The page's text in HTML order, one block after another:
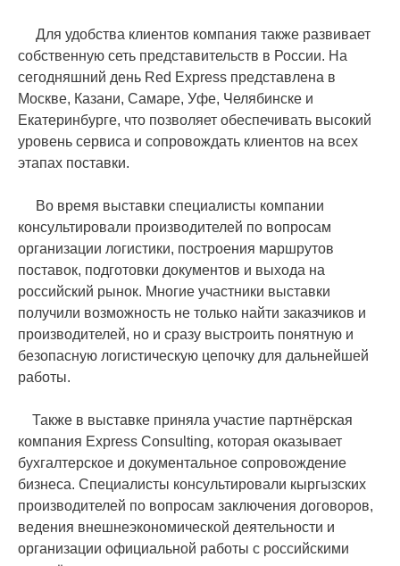
Для удобства клиентов компания также развивает
собственную сеть представительств в России. На
сегодняшний день Red Express представлена в
Москве, Казани, Самаре, Уфе, Челябинске и
Екатеринбурге, что позволяет обеспечивать высокий
уровень сервиса и сопровождать клиентов на всех
этапах поставки.
Во время выставки специалисты компании
консультировали производителей по вопросам
организации логистики, построения маршрутов
поставок, подготовки документов и выхода на
российский рынок. Многие участники выставки
получили возможность не только найти заказчиков и
производителей, но и сразу выстроить понятную и
безопасную логистическую цепочку для дальнейшей
работы.
Также в выставке приняла участие партнёрская
компания Express Consulting, которая оказывает
бухгалтерское и документальное сопровождение
бизнеса. Специалисты консультировали кыргызских
производителей по вопросам заключения договоров,
ведения внешнеэкономической деятельности и
организации официальной работы с российскими